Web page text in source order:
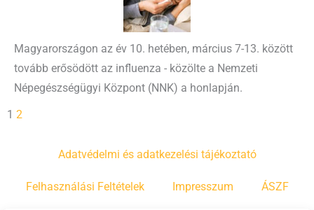
Magyarországon az év 10. hetében, március 7-13. között
tovább erősödött az influenza - közölte a Nemzeti
Népegészségügyi Központ (NNK) a honlapján.
1 2
Adatvédelmi és adatkezelési tájékoztató
Felhasználási Feltételek Impresszum ÁSZF